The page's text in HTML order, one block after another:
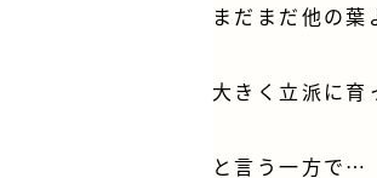
まだまだ他の葉
大きく立派に
と言う一方で…